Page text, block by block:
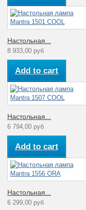
Настольная...
8 933,00 руб
Add to cart
Настольная...
6 794,00 руб
Add to cart
Настольная...
6 299,00 руб